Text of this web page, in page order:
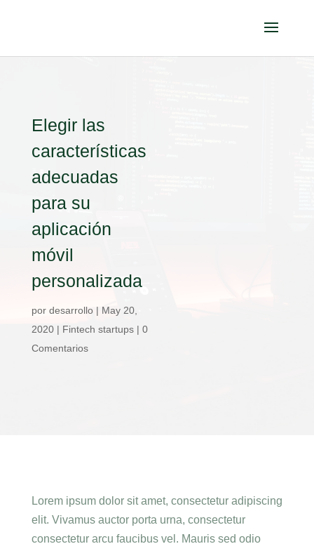
Elegir las
características
adecuadas
para su
aplicación
móvil
personalizada
por desarrollo| May 20,
2020| Fintech startups| 0
Comentarios
Lorem ipsum dolor sit amet, consectetur adipiscing
elit. Vivamus auctor porta urna, consectetur
consectetur arcu faucibus vel. Mauris sed odio